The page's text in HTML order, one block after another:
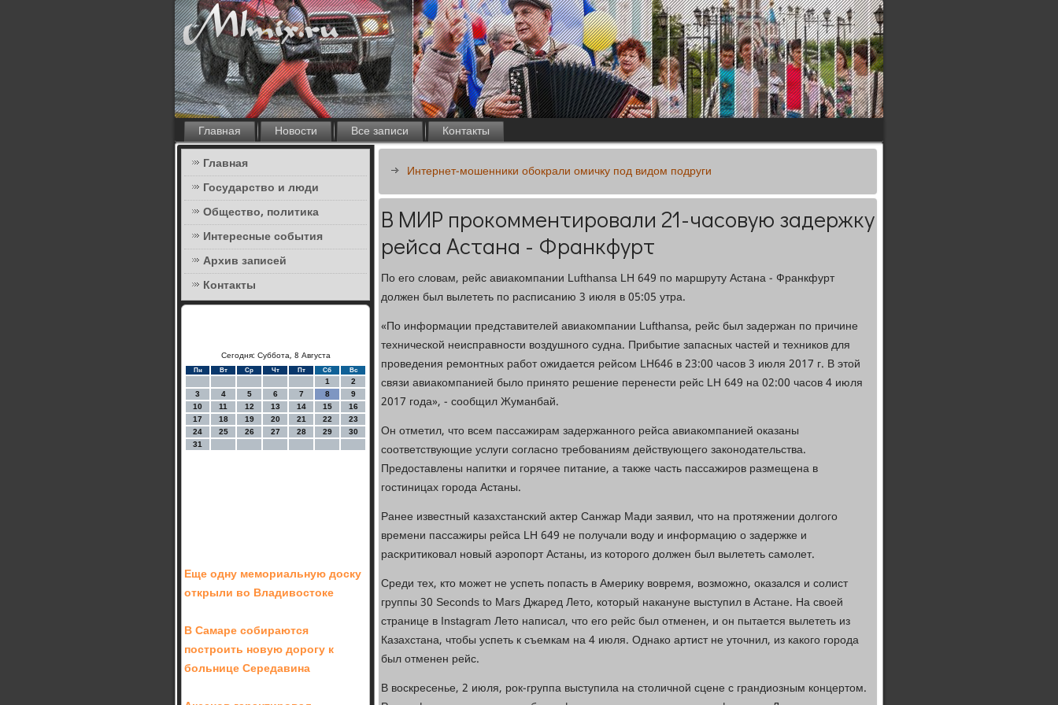
Главная Новости Все записи
Контакты
Главная
Государство и люди
Общество, политика
Интересные события
Архив записей
Контакты
Сегодня: Суббота, 8 Августа
Пн Вт Ср Чт Пт Сб Вс
1
2
3
4 5 6 7 8
9
10
11 12 13 14 15
16
17
18 19 20 21 22
23
24
25 26 27 28 29
30
31
Еще одну мемориальную доску
открыли во Владивостоке
В Самаре собираются
построить новую дорогу к
больнице Середавина
Интернет-мошенники обокрали омичку под видом подруги
В МИР прокомментировали 21-часовую задержку
рейса Астана - Франкфурт
По его словам, рейс авиакомпании Lufthansa LH 649 по маршруту Астана - Франкфурт
должен был вылететь по расписанию 3 июля в 05:05 утра.
«По информации представителей авиакомпании Lufthansa, рейс был задержан по причине
технической неисправности воздушного судна. Прибытие запасных частей и техников для
проведения ремонтных работ ожидается рейсом LH646 в 23:00 часов 3 июля 2017 г. В этой
связи авиакомпанией было принято решение перенести рейс LH 649 на 02:00 часов 4 июля
2017 года», - сообщил Жуманбай.
Он отметил, что всем пассажирам задержанного рейса авиакомпанией оказаны
соответствующие услуги согласно требованиям действующего законодательства.
Предоставлены напитки и горячее питание, а также часть пассажиров размещена в
гостиницах города Астаны.
Ранее известный казахстанский актер Санжар Мади заявил, что на протяжении долгого
времени пассажиры рейса LH 649 не получали воду и информацию о задержке и
раскритиковал новый аэропорт Астаны, из которого должен был вылететь самолет.
Среди тех, кто может не успеть попасть в Америку вовремя, возможно, оказался и солист
группы 30 Seconds to Mars Джаред Лето, который накануне выступил в Астане. На своей
странице в Instagram Лето написал, что его рейс был отменен, и он пытается вылететь из
Казахстана, чтобы успеть к съемкам на 4 июля. Однако артист не уточнил, из какого города
был отменен рейс.
В воскресенье, 2 июля, рок-группа выступила на столичной сцене с грандиозным концертом.